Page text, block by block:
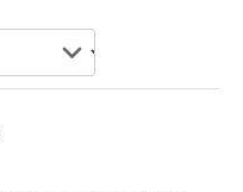
Comprar sem Desconto
Por R$ 10,85/cada
Por R$ 10,85/cada